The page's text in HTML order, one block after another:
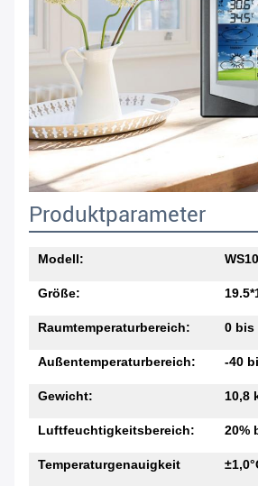
Produktparameter
Modell:
Größe:
Raumtemperaturbereich: 0 bis
Außentemperaturbereich: -40
Gewicht: 10,8
Luftfeuchtigkeitsbereich: 20%
Temperaturgenauigkeit